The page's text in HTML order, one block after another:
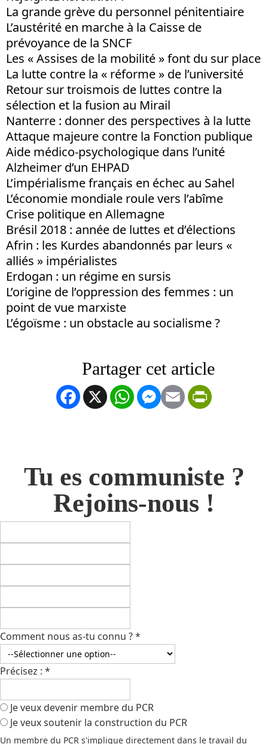
La grande grève du personnel pénitentiaire
L’austérité en marche à la Caisse de
prévoyance de la SNCF
Les « Assises de la mobilité » font du sur place
La lutte contre la « réforme » de l’université
Retour sur troismois de luttes contre la
sélection et la fusion au Mirail
Nanterre : donner des perspectives à la lutte
Attaque majeure contre la Fonction publique
Aide médico-psychologique dans l’unité
Alzheimer d’un EHPAD
L’impérialisme français en échec au Sahel
L’économie mondiale roule vers l’abîme
Crise politique en Allemagne
Brésil 2018 : année de luttes et d’élections
Afrin : les Kurdes abandonnés par leurs «
alliés » impérialistes
Erdogan : un régime en sursis
L’origine de l’oppression des femmes : un
point de vue marxiste
L’égoïsme : un obstacle au socialisme ?
Facebook
X WhatsApp
Messenger
Email
Tu es communiste ?
Rejoins-nous !
Comment nous as-tu connu ?*
Précisez : *
Je veux devenir membre du PCR
Je veux soutenir la construction du PCR
Un membre du PCR s'implique directement dans le travail du